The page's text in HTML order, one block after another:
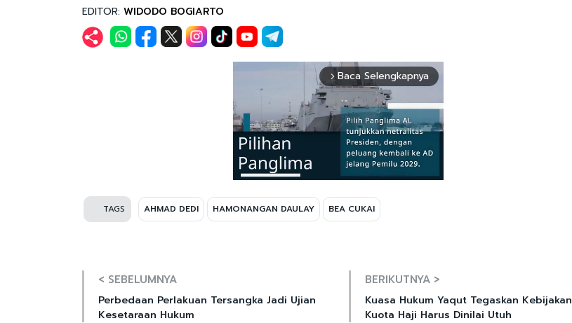
EDITOR: WIDODO BOGIARTO
arrow_forward_ios Baca Selengkapnya
TAGS AHMAD DEDI HAMONANGAN DAULAY BEA CUKAI
< SEBELUMNYA
Perbedaan Perlakuan Tersangka Jadi Ujian
Kesetaraan Hukum
BERIKUTNYA >
Kuasa Hukum Yaqut Tegaskan Kebijakan
Kuota Haji Harus Dinilai Utuh